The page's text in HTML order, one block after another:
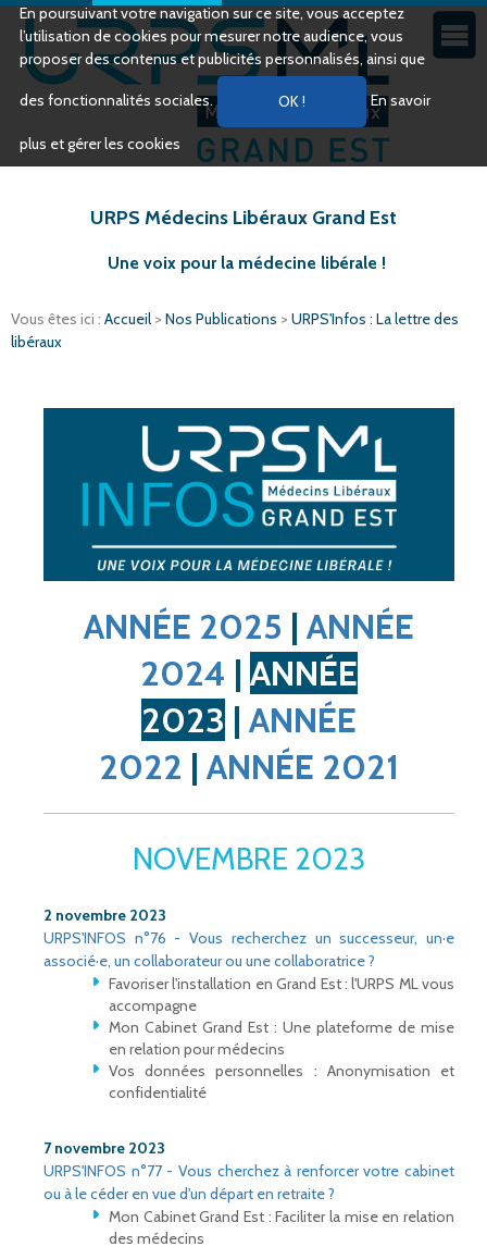
En poursuivant votre navigation sur ce site, vous acceptez
l’utilisation de cookies pour mesurer notre audience, vous
proposer des contenus et publicités personnalisés, ainsi que
des fonctionnalités sociales. En savoir
plus et gérer les cookies
URPS Médecins Libéraux Grand Est
Une voix pour la médecine libérale !
Vous êtes ici : Accueil > Nos Publications > URPS'Infos : La lettre des
libéraux
ANNÉE 2025 | ANNÉE
2024 | ANNÉE
2023 | ANNÉE
2022 | ANNÉE 2021
NOVEMBRE 2023
2 novembre 2023
URPS'INFOS n°76 - Vous recherchez un successeur, un·e
associé·e, un collaborateur ou une collaboratrice ?
Favoriser l'installation en Grand Est : l'URPS ML vous
accompagne
Mon Cabinet Grand Est : Une plateforme de mise
en relation pour médecins
Vos données personnelles : Anonymisation et
confidentialité
7 novembre 2023
URPS'INFOS n°77 - Vous cherchez à renforcer votre cabinet
ou à le céder en vue d'un départ en retraite ?
Mon Cabinet Grand Est : Faciliter la mise en relation
des médecins